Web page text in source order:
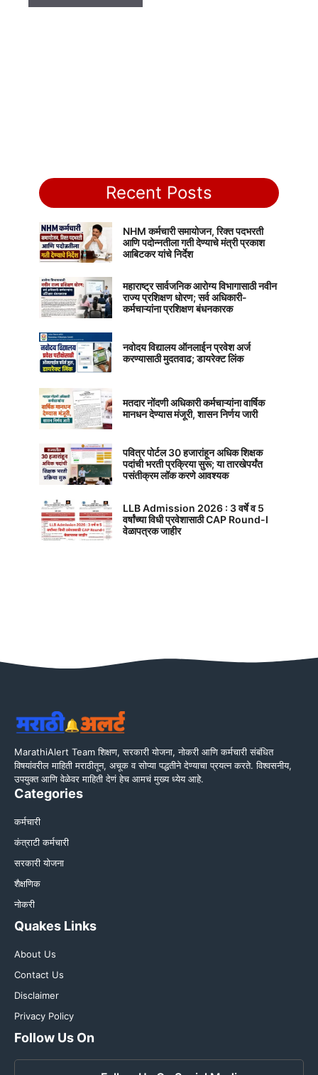
Recent Posts
NHM कर्मचारी समायोजन, रिक्त पदभरती
आणि पदोन्नतीला गती देण्याचे मंत्री प्रकाश
आबिटकर यांचे निर्देश
महाराष्ट्र सार्वजनिक आरोग्य विभागासाठी नवीन
राज्य प्रशिक्षण धोरण; सर्व अधिकारी-
कर्मचाऱ्यांना प्रशिक्षण बंधनकारक
नवोदय विद्यालय ऑनलाईन प्रवेश अर्ज
करण्यासाठी मुदतवाढ; डायरेक्ट लिंक
मतदार नोंदणी अधिकारी कर्मचाऱ्यांना वार्षिक
मानधन देण्यास मंजूरी, शासन निर्णय जारी
पवित्र पोर्टल 30 हजारांहून अधिक शिक्षक
पदांची भरती प्रक्रिया सुरू; या तारखेपर्यंत
पसंतीक्रम लॉक करणे आवश्यक
LLB Admission 2026 : 3 वर्षे व 5
वर्षांच्या विधी प्रवेशासाठी CAP Round-I
वेळापत्रक जाहीर
MarathiAlert Team शिक्षण, सरकारी योजना, नोकरी आणि कर्मचारी संबंधित
विषयांवरील माहिती मराठीतून, अचूक व सोप्या पद्धतीने देण्याचा प्रयत्न करते. विश्वसनीय,
उपयुक्त आणि वेळेवर माहिती देणं हेच आमचं मुख्य ध्येय आहे.
Categories
कर्मचारी
कंत्राटी कर्मचारी
सरकारी योजना
शैक्षणिक
नोकरी
Quakes Links
About Us
Contact Us
Disclaimer
Privacy Policy
Follow Us On